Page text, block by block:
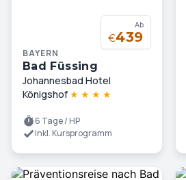
Ab
€439
BAYERN
Bad Füssing
Johannesbad Hotel
Königshof ★ ★ ★ ★
6 Tage / HP
inkl. Kursprogramm